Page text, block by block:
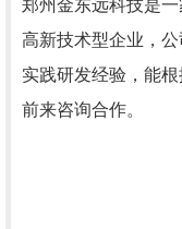
郑州金东远科技是
高新技术型企业，
实践研发经验，能
前来咨询合作。